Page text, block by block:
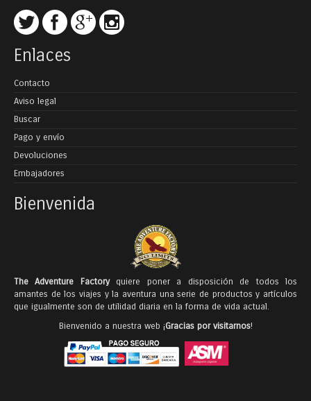
Enlaces
Contacto
Aviso legal
Buscar
Pago y envío
Devoluciones
Embajadores
Bienvenida
The Adventure Factoryquiere poner a disposición de todos los
amantes de los viajes y la aventura una serie de productos y artículos
que igualmente son de utilidad diaria en la forma de vida actual.
Bienvenido a nuestra web ¡Gracias por visitarnos!